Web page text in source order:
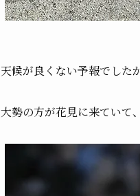
天候が良くない予報でした
大勢の方が花見に来ていて